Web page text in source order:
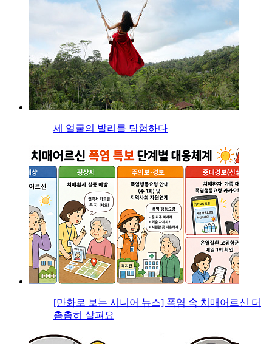
세 얼굴의 발리를 탐험하다
[만화로 보는 시니어 뉴스] 폭염 속 치매어르신 더
촘촘히 살펴요